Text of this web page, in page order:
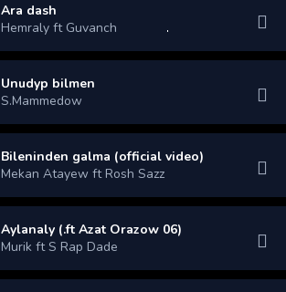
Ara dash
Hemraly ft Guvanch
Unudyp bilmen
S.Mammedow
Bileninden galma (official video)
Mekan Atayew ft Rosh Sazz
Aylanaly (.ft Azat Orazow 06)
Murik ft S Rap Dade